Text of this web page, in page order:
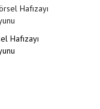
Hafızayı